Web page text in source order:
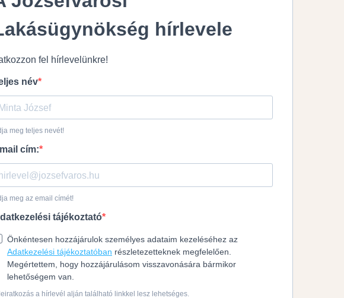
hírlevele
fel hírlevelünkre!
név
meg teljes nevét!
cím:
meg az email címét!
tájékoztató
Önkéntesen hozzájárulok személyes adataim kezeléséhez az
Adatkezelési tájékoztatóban részletezetteknek megfelelően.
Megértettem, hogy hozzájárulásom visszavonására bármikor
lehetőségem van.
a hírlevél alján található linkkel lesz lehetséges.